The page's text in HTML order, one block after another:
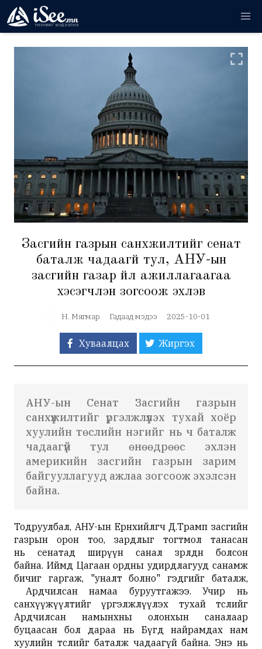
Засгийн газрын санхүүжилтийг сенат
баталж чадаагүй тул, АНУ-ын
засгийн газар үйл ажиллагаагаа
хэсэгчлэн зогсоож эхлэв
Н. Мягмар Гадаад мэдээ 2025-10-01
Хуваалцах Жиргэх
АНУ-ын Сенат Засгийн газрын
санхүүжилтийг үргэлжлүүлэх тухай хоёр
хуулийн төслийн нэгийг нь ч баталж
чадаагүй тул өнөөдрөөс эхлэн
америкийн засгийн газрын зарим
байгууллагууд ажлаа зогсоож эхэлсэн
байна.
Тодруулбал, АНУ-ын Ерөнхийлөгч Д.Трамп засгийн
газрын орон тоо, зардлыг тогтмол танасан
нь сенатад ширүүн санал зөрөлдөөн болсон
байна. Иймд Цагаан ордны удирдлагууд санамж
бичиг гаргаж, "уналт болно" гэдгийг баталж,
Ардчилсан намаа буруутгажээ. Учир нь
санхүүжүүлтийг үргэлжлүүлэх тухай төслийг
Ардчилсан намынхны олонхын саналаар
буцаасан бол дараа нь Бүгд найрамдах нам
хуулийн төслийг баталж чадаагүй байна. Энэ нь